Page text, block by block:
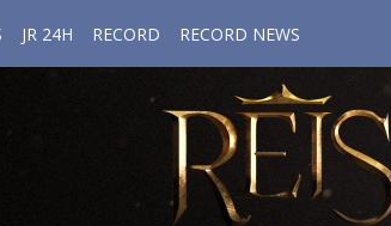
JR 24H RECORD RECORD NEWS